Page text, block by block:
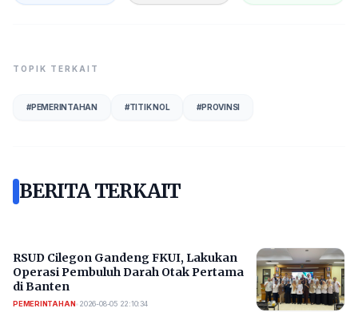
TOPIK TERKAIT
#PEMERINTAHAN #TITIK NOL #PROVINSI
BERITA TERKAIT
RSUD Cilegon Gandeng FKUI, Lakukan
Operasi Pembuluh Darah Otak Pertama
di Banten
PEMERINTAHAN• 2026-08-05 22:10:34